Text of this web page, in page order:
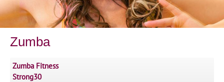
Zumba
Zumba Fitness
Strong30